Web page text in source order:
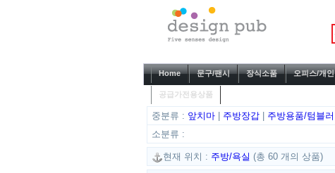
Home 문구/팬시 장식소품 오피스/개인
공급가전용상품
중분류 : 앞치마 주방장갑 주방용품/텀블러
소분류 :
현재 위치 : 주방/욕실 (총 60 개의 상품)